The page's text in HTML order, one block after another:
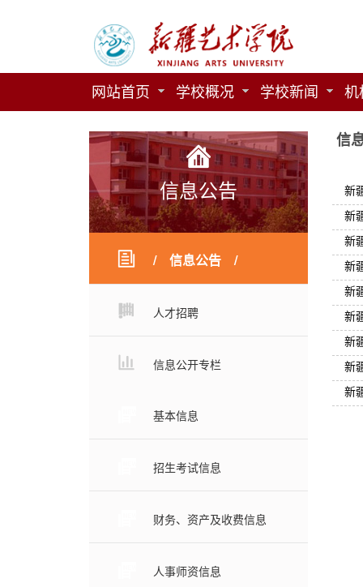
网站首页 学校概况 学校新闻 机
信息公告
信息公告
人才招聘
信息公开专栏
基本信息
招生考试信息
财务、资产及收费信息
人事师资信息
信
新
新
新
新
新
新
新
新
新